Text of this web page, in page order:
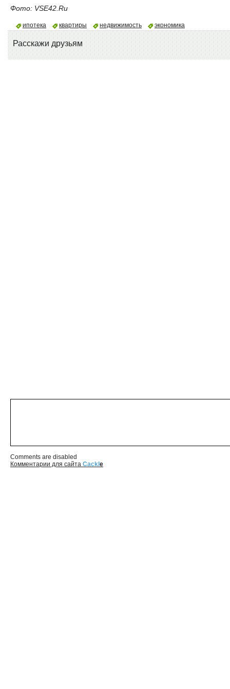
Фото: VSE42.Ru
ипотека квартиры недвижимость экономика
Расскажи друзьям
Comments are disabled
Комментарии для сайта Cackl e